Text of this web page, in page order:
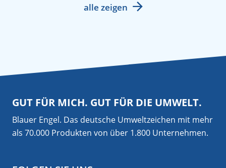
alle zeigen
GUT FÜR MICH. GUT FÜR DIE UMWELT.
Blauer Engel. Das deutsche Umweltzeichen mit mehr
als 70.000 Produkten von über 1.800 Unternehmen.